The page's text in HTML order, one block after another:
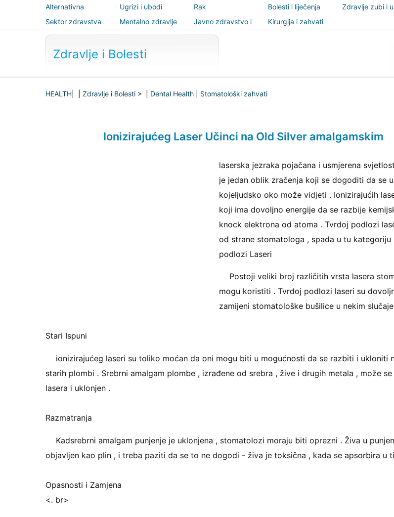
Alternativna
medicina
Ugrizi i ubodi Rak Bolesti i liječenja
Zdravlje zubi i
Sektor zdravstva
Mentalno zdravlje
Javno zdravstvo i
sigurnost
Kirurgija i zahvati
Zdravlje i Bolesti
HEALTH Zdravlje i Bolesti > | Dental Health Stomatološki zahvati
Ionizirajućeg Laser Učinci na Old Silver amalgamskim
laserska jezraka pojačana i usmjerena
je jedan oblik zračenja koji se dogoditi da se
kojeljudsko oko može vidjeti . Ionizirajućih
koji ima dovoljno energije da se razbije
knock elektrona od atoma . Tvrdoj podlozi
od strane stomatologa , spada u tu kategoriju
podlozi Laseri
Postoji veliki broj različitih vrsta lasera
mogu koristiti . Tvrdoj podlozi laseri su
zamijeni stomatološke bušilice u nekim
Stari Ispuni
ionizirajućeg laseri su toliko moćan da oni mogu biti u mogućnosti da se razbiti i ukloniti
starih plombi . Srebrni amalgam plombe , izrađene od srebra , žive i drugih metala , može
lasera i uklonjen .
Razmatranja
Kadsrebrni amalgam punjenje je uklonjena , stomatolozi moraju biti oprezni . Živa u
objavljen kao plin , i treba paziti da se to ne dogodi - živa je toksična , kada se apsorbira u
Opasnosti i Zamjena
<. br>